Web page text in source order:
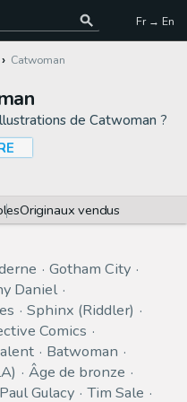
Fr → En
Catwoman
de Catwoman ?
Originaux vendus
Gotham City
Daniel
Sphinx (Riddler)
Comics
Batwoman
Âge de bronze
Paul Gulacy Tim Sale